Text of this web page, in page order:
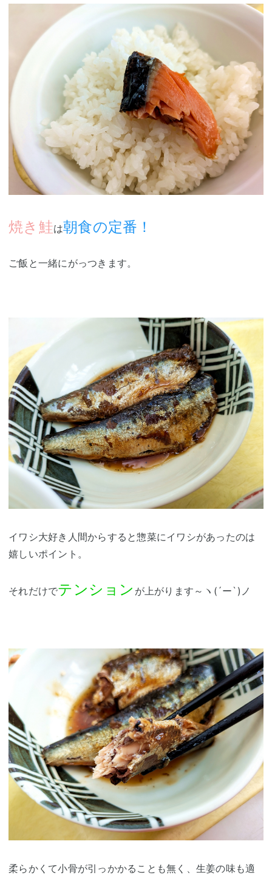
焼き鮭は朝食の定番！
ご飯と一緒にがっつきます。
イワシ大好き人間からすると惣菜にイワシがあったのは
嬉しいポイント。
それだけでテンション が上がります～ヽ(´ー`)ノ
柔らかくて小骨が引っかかることも無く、生姜の味も適